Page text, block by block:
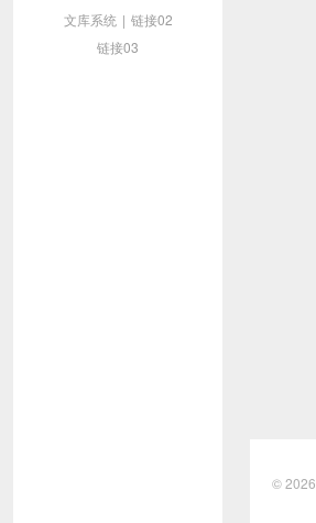
文库系统 | 链接02
链接03
© 2026